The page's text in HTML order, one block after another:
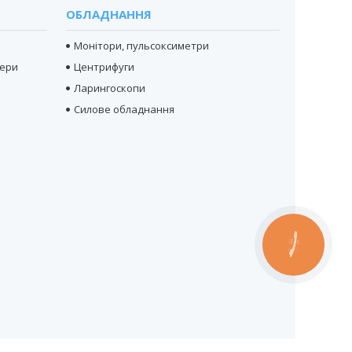
ОБЛАДНАННЯ
Монітори, пульсоксиметри
Центрифуги
Ларингоскопи
Силове обладнання
КНОПКА
ЗВ'ЯЗКУ